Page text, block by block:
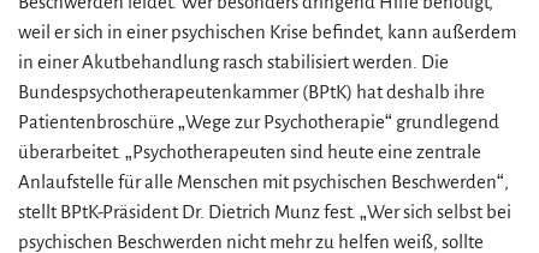
weil er sich in einer psychischen Krise befindet, kann außerdem
in einer Akutbehandlung rasch stabilisiert werden. Die
Bundespsychotherapeutenkammer (BPtK) hat deshalb ihre
Patientenbroschüre „Wege zur Psychotherapie“ grundlegend
überarbeitet. „Psychotherapeuten sind heute eine zentrale
Anlaufstelle für alle Menschen mit psychischen Beschwerden“,
stellt BPtK-Präsident Dr. Dietrich Munz fest. „Wer sich selbst bei
psychischen Beschwerden nicht mehr zu helfen weiß, sollte